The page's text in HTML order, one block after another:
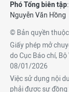
Phó Tổng biên tập:
Nguyễn Văn Hồng
© Bản quyền
Giấy phép mở
do Cục Báo chí,
08/01/2026
Việc sử dụng nội
phải được sự